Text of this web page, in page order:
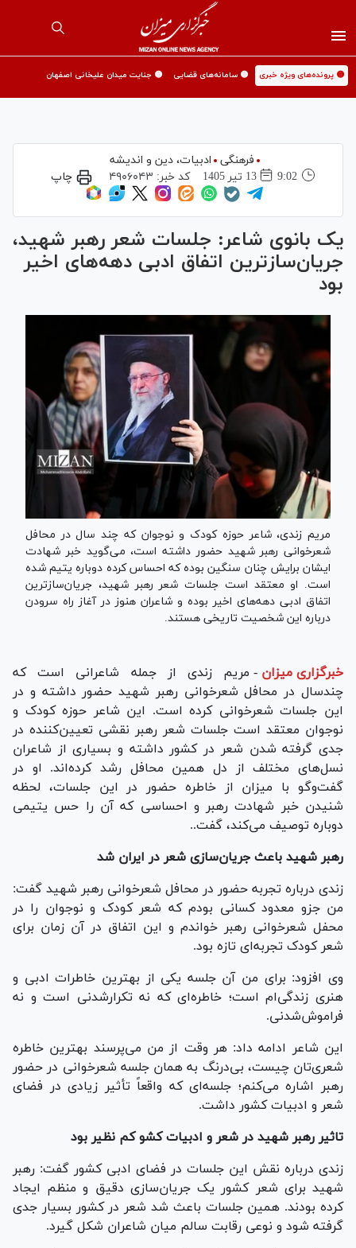
🟡 پرونده‌های ویژه خبری 🟡 سامانه‌های قضایی 🟡 جنایت میدان علیخانی اصفهان
فرهنگی
ادبیات، دین و اندیشه
9:02
13 تير 1405 کد خبر: ۴۹۰۶۰۴۳ چاپ
یک بانوی شاعر: جلسات شعر رهبر شهید،
جریان‌سازترین اتفاق ادبی دهه‌های اخیر
بود
مریم زندی، شاعر حوزه کودک و نوجوان که چند سال در محافل
شعرخوانی رهبر شهید حضور داشته است، می‌گوید خبر شهادت
ایشان برایش چنان سنگین بوده که احساس کرده دوباره یتیم شده
است. او معتقد است جلسات شعر رهبر شهید، جریان‌سازترین
اتفاق ادبی دهه‌های اخیر بوده و شاعران هنوز در آغاز راه سرودن
درباره این شخصیت تاریخی هستند.
خبرگزاری میزان - مریم زندی از جمله شاعرانی است که
چندسال در محافل شعرخوانی رهبر شهید حضور داشته و در
این جلسات شعرخوانی کرده است. این شاعر حوزه کودک و
نوجوان معتقد است جلسات شعر رهبر نقشی تعیین‌کننده در
جدی گرفته شدن شعر در کشور داشته و بسیاری از شاعران
نسل‌های مختلف از دل همین محافل رشد کرده‌اند. او در
گفت‌وگو با میزان از خاطره حضور در این جلسات، لحظه
شنیدن خبر شهادت رهبر و احساسی که آن را حس یتیمی
دوباره توصیف می‌کند، گفت..
رهبر شهید باعث جریان‌سازی شعر در ایران شد
زندی درباره تجربه حضور در محافل شعرخوانی رهبر شهید گفت:
من جزو معدود کسانی بودم که شعر کودک و نوجوان را در
محفل شعرخوانی رهبر خواندم و این اتفاق در آن زمان برای
شعر کودک تجربه‌ای تازه بود.
وی افزود: برای من آن جلسه یکی از بهترین خاطرات ادبی و
هنری زندگی‌ام است؛ خاطره‌ای که نه تکرارشدنی است و نه
فراموش‌شدنی.
این شاعر ادامه داد: هر وقت از من می‌پرسند بهترین خاطره
شعری‌تان چیست، بی‌درنگ به همان جلسه شعرخوانی در حضور
رهبر اشاره می‌کنم؛ جلسه‌ای که واقعاً تأثیر زیادی در فضای
شعر و ادبیات کشور داشت.
تاثیر رهبر شهید در شعر و ادبیات کشو کم نظیر بود
زندی درباره نقش این جلسات در فضای ادبی کشور گفت: رهبر
شهید برای شعر کشور یک جریان‌سازی دقیق و منظم ایجاد
کرده بودند. همین جلسات باعث شد شعر در کشور بسیار جدی
گرفته شود و نوعی رقابت سالم میان شاعران شکل گیرد.